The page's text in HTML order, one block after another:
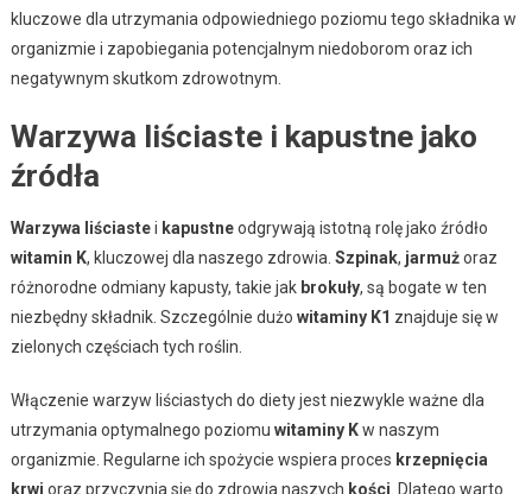
kluczowe dla utrzymania odpowiedniego poziomu tego składnika w
organizmie i zapobiegania potencjalnym niedoborom oraz ich
negatywnym skutkom zdrowotnym.
Warzywa liściaste i kapustne jako
źródła
Warzywa liściastei kapustneodgrywają istotną rolę jako źródło
witamin K, kluczowej dla naszego zdrowia. Szpinak, jarmużoraz
różnorodne odmiany kapusty, takie jak brokuły, są bogate w ten
niezbędny składnik. Szczególnie dużo witaminy K1 znajduje się w
zielonych częściach tych roślin.
Włączenie warzyw liściastych do diety jest niezwykle ważne dla
utrzymania optymalnego poziomu witaminy Kw naszym
organizmie. Regularne ich spożycie wspiera proces krzepnięcia
krwi oraz przyczynia się do zdrowia naszych kości . Dlatego warto